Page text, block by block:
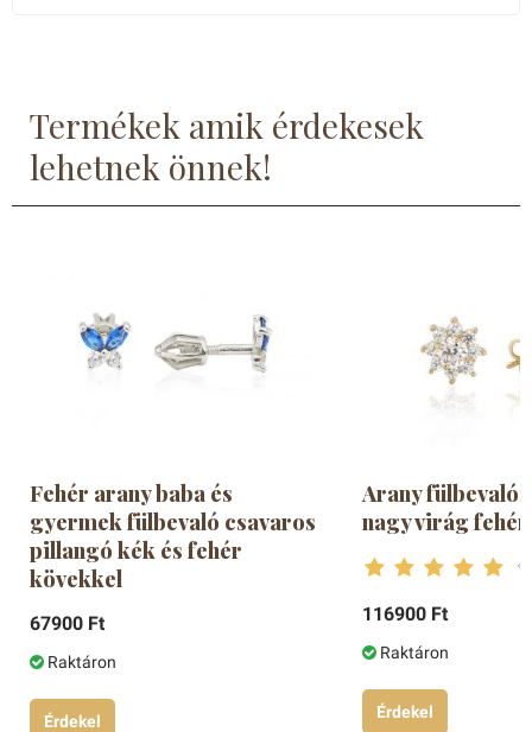
Termékek amik érdekesek
lehetnek önnek!
Fehér arany baba és
gyermek fülbevaló csavaros
pillangó kék és fehér
kövekkel
67900 Ft
Raktáron
Érdekel
Arany fülbevaló
nagy virág
116900 Ft
Raktáron
Érdekel